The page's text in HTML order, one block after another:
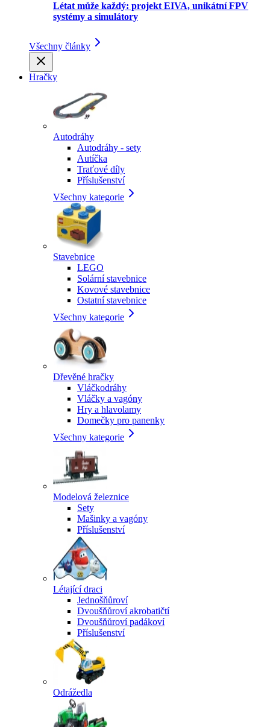
Létat může každý: projekt EIVA, unikátní FPV
systémy a simulátory
Všechny články
Hračky
Autodráhy
Autodráhy - sety
Autíčka
Traťové díly
Příslušenství
Všechny kategorie
Stavebnice
LEGO
Solární stavebnice
Kovové stavebnice
Ostatní stavebnice
Všechny kategorie
Dřevěné hračky
Vláčkodráhy
Vláčky a vagóny
Hry a hlavolamy
Domečky pro panenky
Všechny kategorie
Modelová železnice
Sety
Mašinky a vagóny
Příslušenství
Létající draci
Jednošňůroví
Dvoušňůroví akrobatičtí
Dvoušňůroví padákoví
Příslušenství
Odrážedla